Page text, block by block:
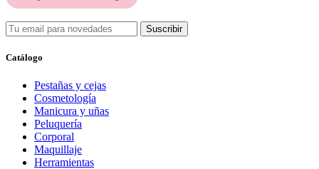
Suscribir
Catálogo
Pestañas y cejas
Cosmetología
Manicura y uñas
Peluquería
Corporal
Maquillaje
Herramientas